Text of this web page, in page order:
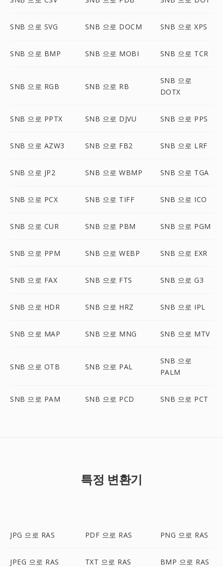
SNB 으로 SVG SNB 으로 DOCM SNB 으로 XPS
SNB 으로 BMP SNB 으로 MOBI SNB 으로 TCR
SNB 으로 RGB SNB 으로 RB
SNB 으로
DOTX
SNB 으로 PPTX SNB 으로 DJVU SNB 으로 PPS
SNB 으로 AZW3 SNB 으로 FB2 SNB 으로 LRF
SNB 으로 JP2 SNB 으로 WBMP SNB 으로 TGA
SNB 으로 PCX SNB 으로 TIFF SNB 으로 ICO
SNB 으로 CUR SNB 으로 PBM SNB 으로 PGM
SNB 으로 PPM SNB 으로 WEBP SNB 으로 EXR
SNB 으로 FAX SNB 으로 FTS SNB 으로 G3
SNB 으로 HDR SNB 으로 HRZ SNB 으로 IPL
SNB 으로 MAP SNB 으로 MNG SNB 으로 MTV
SNB 으로 OTB SNB 으로 PAL
SNB 으로
PALM
SNB 으로 PAM SNB 으로 PCD SNB 으로 PCT
특정 변환기
JPG 으로 RAS PDF 으로 RAS PNG 으로 RAS
JPEG 으로 RAS TXT 으로 RAS BMP 으로 RAS